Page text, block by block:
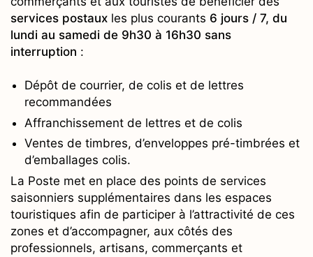
services postaux les plus courants 6 jours / 7, du
lundi au samedi de 9h30 à 16h30 sans
interruption :
Dépôt de courrier, de colis et de lettres
recommandées
Affranchissement de lettres et de colis
Ventes de timbres, d’enveloppes pré-timbrées et
d’emballages colis.
La Poste met en place des points de services
saisonniers supplémentaires dans les espaces
touristiques afin de participer à l’attractivité de ces
zones et d’accompagner, aux côtés des
professionnels, artisans, commerçants et